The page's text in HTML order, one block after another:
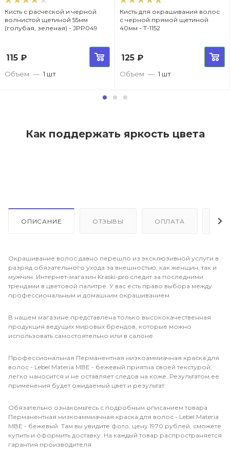
Кисть с расческой и черной
волнистой щетиной 55мм
(голубая, зеленая) - JPP049
115 ₽
Объем — 1 шт
Кисть для окрашивания волос
с черной прямой щетиной
40мм - T-1152
125₽
Объем — 1 шт
Как поддержать яркость цвета
ОПИСАНИЕ ОТЗЫВЫ ОПЛАТА
Окрашивание волос давно перешло из эксклюзивной услуги в
разряд обязательного ухода за внешностью, как женщин, так и
мужчин. Интернет-магазин Kraski-pro следит за последними
трендами в цветовой палитре. У вас есть право выбора между
профессиональным и домашним окрашиванием.
В нашем магазине представлена только высококачественная
продукция ведущих мировых брендов, которые можно
использовать самостоятельно или в салоне.
Профессиональная Перманентная низкоаммиачная краска для
волос - Lebel Materia МВЕ - бежевый приятна своей текстурой,
легко наносится и не оставляет следов на коже. Результатом ее
применения будет ожидаемый цвет и результат.
Обязательно ознакомьтесь с подробным описанием товара
Перманентная низкоаммиачная краска для волос - Lebel Materia
МВЕ - бежевый. Там вы увидите фото, цену 1970 рублей, сможете
купить и оформить доставку. На каждый товар распространяется
гарантия производителя.